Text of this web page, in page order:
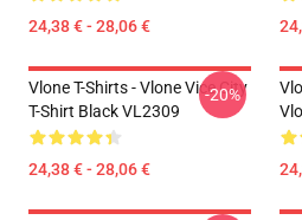
24,38 € - 28,06 €
Vlone T-Shirts - Vlone Vice City
T-Shirt Black VL2309
24,38 € - 28,06 €
-20%